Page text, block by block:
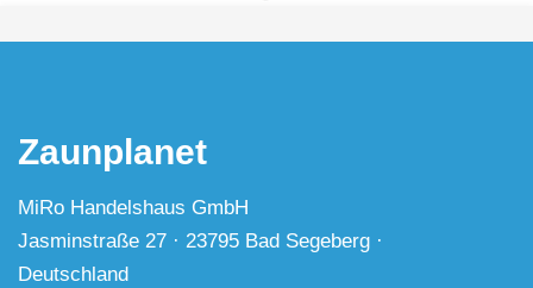
Zaunplanet
MiRo Handelshaus GmbH
Jasminstraße 27 · 23795 Bad Segeberg ·
Deutschland